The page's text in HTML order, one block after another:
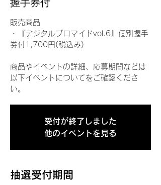
握手券付
販売商品
・『デジタルブロマイドvol.6』個別握手
券付1,700円(税込み)
商品やイベントの詳細、応募期間などは
以下イベントについてをご確認くださ
い。
受付が終了しました
他のイベントを見る
抽選受付期間